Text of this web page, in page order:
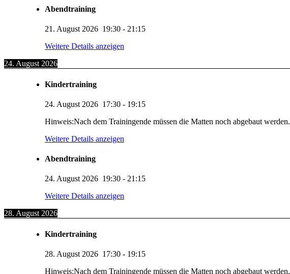
Abendtraining
21. August 2026 19:30 - 21:15
Weitere Details anzeigen
24. August 2026
Kindertraining
24. August 2026 17:30 - 19:15
Hinweis:Nach dem Trainingende müssen die Matten noch abgebaut werden.
Weitere Details anzeigen
Abendtraining
24. August 2026 19:30 - 21:15
Weitere Details anzeigen
28. August 2026
Kindertraining
28. August 2026 17:30 - 19:15
Hinweis:Nach dem Trainingende müssen die Matten noch abgebaut werden.